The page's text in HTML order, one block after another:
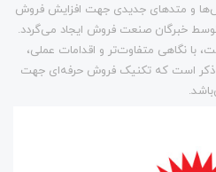
و متد‌های جدیدی جهت افزایش فروش
توسط خبرگان صنعت فروش ایجاد می‌گردد.
نگاهی متفاوت‌تر و اقدامات عملی،
ذکر است که تکنیک فروش حرفه‌ای جهت